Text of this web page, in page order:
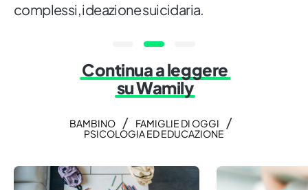
complessi, ideazione suicidaria.
Continua a leggere
su Wamily
BAMBINO / FAMIGLIE DI OGGI /
PSICOLOGIA ED EDUCAZIONE